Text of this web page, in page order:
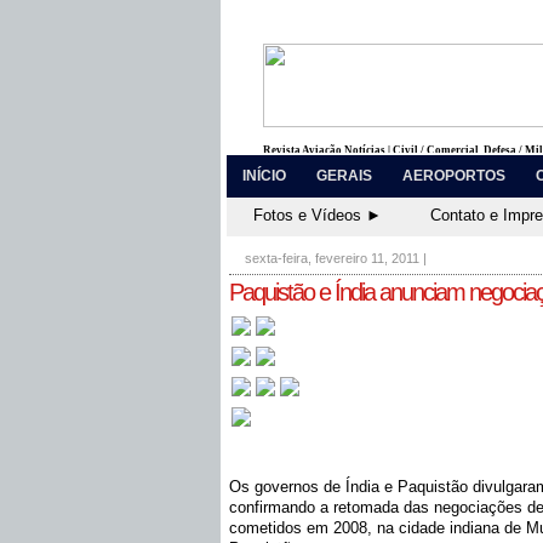
Revista Aviação Notícias | Civil / Comercial, Defesa /
INÍCIO GERAIS AEROPORTOS
Fotos e Vídeos ► Contato e
sexta-feira, fevereiro 11, 2011 |
Paquistão e Índia anunciam
Os governos de Índia e Paquistão
confirmando a retomada das negociações
cometidos em 2008, na cidade indiana de